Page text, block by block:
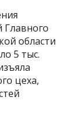
области
5 тыс.
цеха,